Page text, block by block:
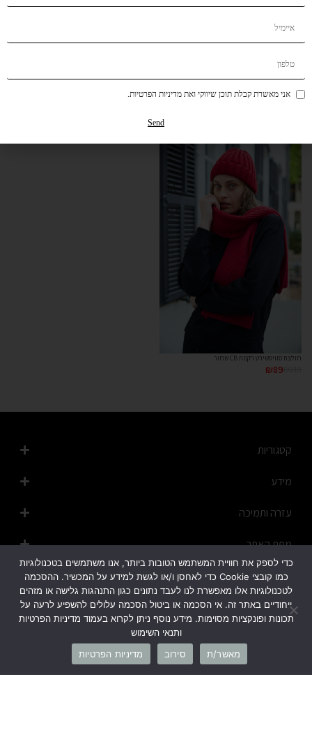
הוסף לרשימת המשאלות
משלוחים
חולצת סוויטשירט רקמת CB שחור
₪89
קטגוריות
מידע
עזרה ותמיכה
מפת האתר
1700-50-20-45
info@cb-fashion.shop
כדי לספק את חוויית המשתמש הטובות ביותר, אנו משתמשים בטכנולוגיות
כמו קובצי Cookie כדי לאחסן ו/או לגשת למידע על המכשיר. ההסכמה
לטכנולוגיות אלו מאפשרת לנו לעבד נתונים כגון התנהגות גלישה או מזהים
ייחודיים באתר זה. אי הסכמה או ביטול הסכמה עלולים להשפיע לרעה על
תכונות ופונקציות מסוימות. מידע נוסף ניתן לקרוא בעמוד מדיניות הפרטיות
ותנאי השימוש
מאשר/ת
סירוב מדיניות הפרטיות
אני מאשרת קבלת תוכן שיווקי ואת מדיניות הפרטיות.
Send